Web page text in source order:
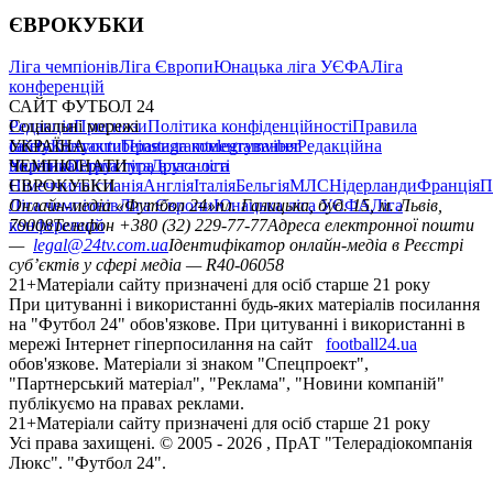
ЄВРОКУБКИ
Ліга чемпіонівЛіга ЄвропиЮнацька ліга УЄФАЛіга
конференцій
САЙТ ФУТБОЛ 24
РедакціяПрогнозиПолітика конфіденційностіПравила
сайтуКонтактиПравила коментуванняРедакційна
політикаСтруктура власності
Соціальні мережі
facebookxyoutubeinstagramtelegramviber
УКРАЇНА
УкраїнаПерша лігаДруга ліга
ЧЕМПІОНАТИ
НімеччинаІспаніяАнгліяІталіяБельгіяМЛСНідерландиФранція
ЄВРОКУБКИ
Ліга чемпіонівЛіга ЄвропиЮнацька ліга УЄФАЛіга
конференцій
Онлайн-медіа «Футбол 24»пл. Галицька, буд. 15, м. Львів,
79008Телефон +380 (32) 229-77-77Адреса електронної пошти
— legal@24tv.com.uaІдентифікатор онлайн-медіа в Реєстрі
суб’єктів у сфері медіа — R40-06058
21+Матеріали сайту призначені для осіб старше 21 року
При цитуванні і використанні будь-яких матеріалів посилання
на "Футбол 24" обов'язкове. При цитуванні і використанні в
мережі Інтернет гіперпосилання на сайт
football24.ua
обов'язкове. Матеріали зі знаком "Спецпроект",
"Партнерський матеріал", "Реклама", "Новини компаній"
публікуємо на правах реклами.
21+Матеріали сайту призначені для осіб старше 21 року
Усi права захищенi. © 2005 - 2026 , ПрАТ "Телерадіокомпанія
Люкс". "Футбол 24".